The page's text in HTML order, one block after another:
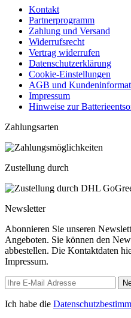
Kontakt
Partnerprogramm
Zahlung und Versand
Widerrufsrecht
Vertrag widerrufen
Datenschutzerklärung
Cookie-Einstellungen
AGB und
Impressum
Hinweise zur
Zahlungsarten
Zustellung durch
Newsletter
Abonnieren Sie unseren
Angeboten. Sie können den
abbestellen. Die Kontaktdaten
Impressum.
Ich habe die